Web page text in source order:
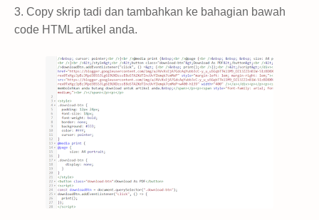
3. Copy skrip tadi dan tambahkan ke bahagian bawah
code HTML artikel anda.